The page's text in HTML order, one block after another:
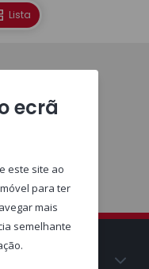
Lista
ecrã
este site ao
para ter
mais
semelhante